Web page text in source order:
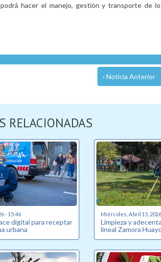
hacer el manejo, gestión y transporte de
‹ Noticia Anterior
RELACIONADAS
- 15:46
digital para receptar
urbana
Miércoles, Abril 15,
Limpieza y
lineal Zamora